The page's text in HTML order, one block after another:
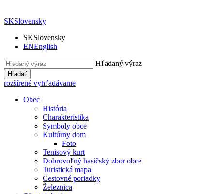
SKSlovensky
SKSlovensky
ENEnglish
Hľadaný výraz
Hľadať
rozšírené vyhľadávanie
Obec
História
Charakteristika
Symboly obce
Kultúrny dom
Foto
Tenisový kurt
Dobrovoľný hasičský zbor obce
Turistická mapa
Cestovné poriadky
Železnica